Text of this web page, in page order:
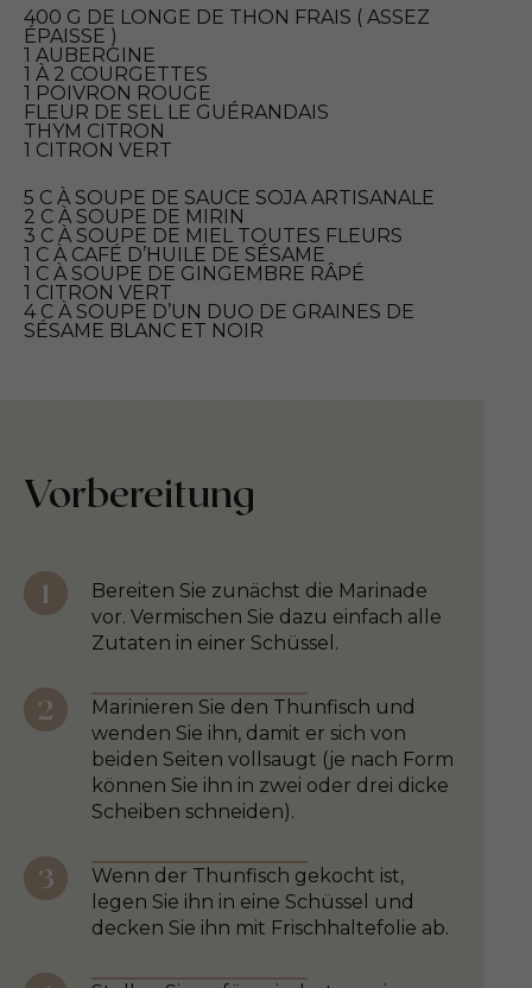
400 G DE LONGE DE THON FRAIS ( ASSEZ
ÉPAISSE )
1 AUBERGINE
1 À 2 COURGETTES
1 POIVRON ROUGE
FLEUR DE SEL LE GUÉRANDAIS
THYM CITRON
1 CITRON VERT
5 C À SOUPE DE SAUCE SOJA ARTISANALE
2 C À SOUPE DE MIRIN
3 C À SOUPE DE MIEL TOUTES FLEURS
1 C À CAFÉ D’HUILE DE SÉSAME
1 C À SOUPE DE GINGEMBRE RÂPÉ
1 CITRON VERT
4 C À SOUPE D’UN DUO DE GRAINES DE
SÉSAME BLANC ET NOIR
Vorbereitung
Bereiten Sie zunächst die Marinade
vor. Vermischen Sie dazu einfach alle
Zutaten in einer Schüssel.
Marinieren Sie den Thunfisch und
wenden Sie ihn, damit er sich von
beiden Seiten vollsaugt (je nach Form
können Sie ihn in zwei oder drei dicke
Scheiben schneiden).
Wenn der Thunfisch gekocht ist,
legen Sie ihn in eine Schüssel und
decken Sie ihn mit Frischhaltefolie ab.